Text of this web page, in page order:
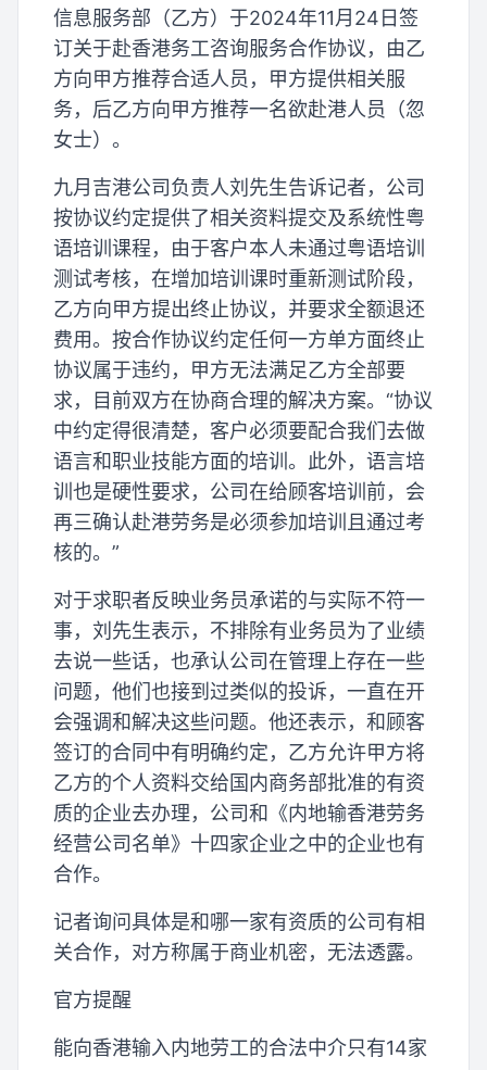
信息服务部（乙方）于2024年11月24日签
订关于赴香港务工咨询服务合作协议，由乙
方向甲方推荐合适人员，甲方提供相关服
务，后乙方向甲方推荐一名欲赴港人员（忽
女士）。
九月吉港公司负责人刘先生告诉记者，公司
按协议约定提供了相关资料提交及系统性粤
语培训课程，由于客户本人未通过粤语培训
测试考核，在增加培训课时重新测试阶段，
乙方向甲方提出终止协议，并要求全额退还
费用。按合作协议约定任何一方单方面终止
协议属于违约，甲方无法满足乙方全部要
求，目前双方在协商合理的解决方案。“协议
中约定得很清楚，客户必须要配合我们去做
语言和职业技能方面的培训。此外，语言培
训也是硬性要求，公司在给顾客培训前，会
再三确认赴港劳务是必须参加培训且通过考
核的。”
对于求职者反映业务员承诺的与实际不符一
事，刘先生表示，不排除有业务员为了业绩
去说一些话，也承认公司在管理上存在一些
问题，他们也接到过类似的投诉，一直在开
会强调和解决这些问题。他还表示，和顾客
签订的合同中有明确约定，乙方允许甲方将
乙方的个人资料交给国内商务部批准的有资
质的企业去办理，公司和《内地输香港劳务
经营公司名单》十四家企业之中的企业也有
合作。
记者询问具体是和哪一家有资质的公司有相
关合作，对方称属于商业机密，无法透露。
官方提醒
能向香港输入内地劳工的合法中介只有14家